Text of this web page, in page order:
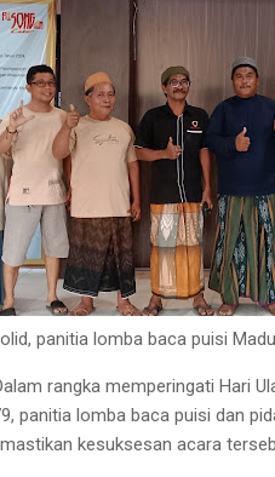
panitia lomba baca puisi
rangka memperingati Hari
panitia lomba baca puisi dan
kesuksesan acara